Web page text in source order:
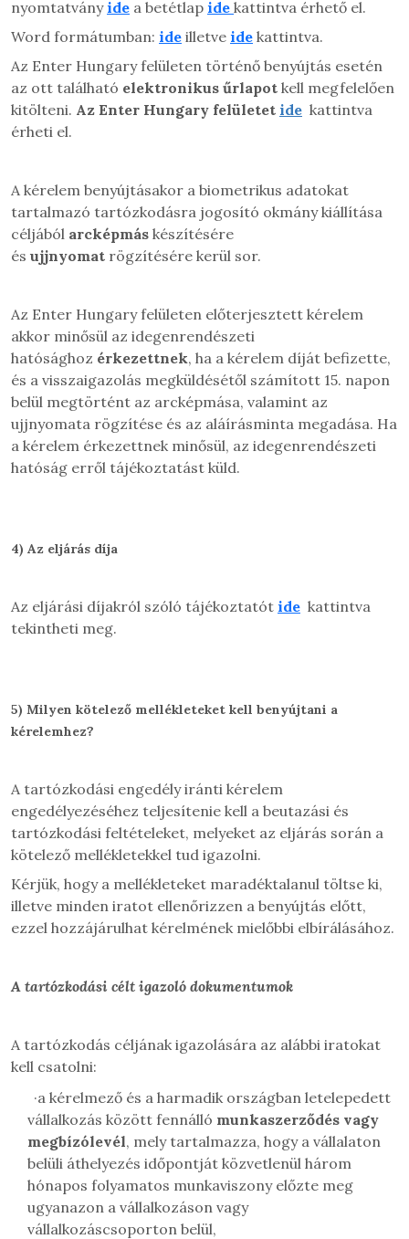
nyomtatványide a betétlap ide kattintva érhető el.
Word formátumban: ide illetve ide kattintva.
Az Enter Hungary felületen történő benyújtás esetén
az ott található elektronikus űrlapot kell megfelelően
kitölteni. Az Enter Hungary felületet ide kattintva
érheti el.
A kérelem benyújtásakor a biometrikus adatokat
tartalmazó tartózkodásra jogosító okmány kiállítása
céljából arcképmás készítésére
és ujjnyomat rögzítésére kerül sor.
Az Enter Hungary felületen előterjesztett kérelem
akkor minősül az idegenrendészeti
hatósághoz érkezettnek, ha a kérelem díját befizette,
és a visszaigazolás megküldésétől számított 15. napon
belül megtörtént az arcképmása, valamint az
ujjnyomata rögzítése és az aláírásminta megadása. Ha
a kérelem érkezettnek minősül, az idegenrendészeti
hatóság erről tájékoztatást küld.
4) Az eljárás díja
Az eljárási díjakról szóló tájékoztatót ide kattintva
tekintheti meg.
5) Milyen kötelező mellékleteket kell benyújtani a
kérelemhez?
A tartózkodási engedély iránti kérelem
engedélyezéséhez teljesítenie kell a beutazási és
tartózkodási feltételeket, melyeket az eljárás során a
kötelező mellékletekkel tud igazolni.
Kérjük, hogy a mellékleteket maradéktalanul töltse ki,
illetve minden iratot ellenőrizzen a benyújtás előtt,
ezzel hozzájárulhat kérelmének mielőbbi elbírálásához.
A tartózkodási célt igazoló dokumentumok
A tartózkodás céljának igazolására az alábbi iratokat
kell csatolni:
·a kérelmező és a harmadik országban letelepedett
vállalkozás között fennálló munkaszerződés vagy
megbízólevél, mely tartalmazza, hogy a vállalaton
belüli áthelyezés időpontját közvetlenül három
hónapos folyamatos munkaviszony előzte meg
ugyanazon a vállalkozáson vagy
vállalkozáscsoporton belül,